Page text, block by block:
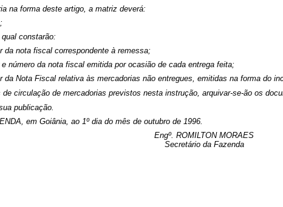
na forma deste artigo, a matriz deverá:
constarão:
da nota fiscal correspon­dente à re­messa;
número da nota fiscal emiti­da por oca­sião de cada entrega feita;
Nota Fiscal relativa às mercadorias não entregues, emitidas na forma do
circulação de mercadorias previstos nesta instrução, arquivar-se-ão os
publicação.
em Goiânia, ao 1º dia do mês de outubro de 1996.
Engº. ROMILTON MORAES
Secretário da Fazenda